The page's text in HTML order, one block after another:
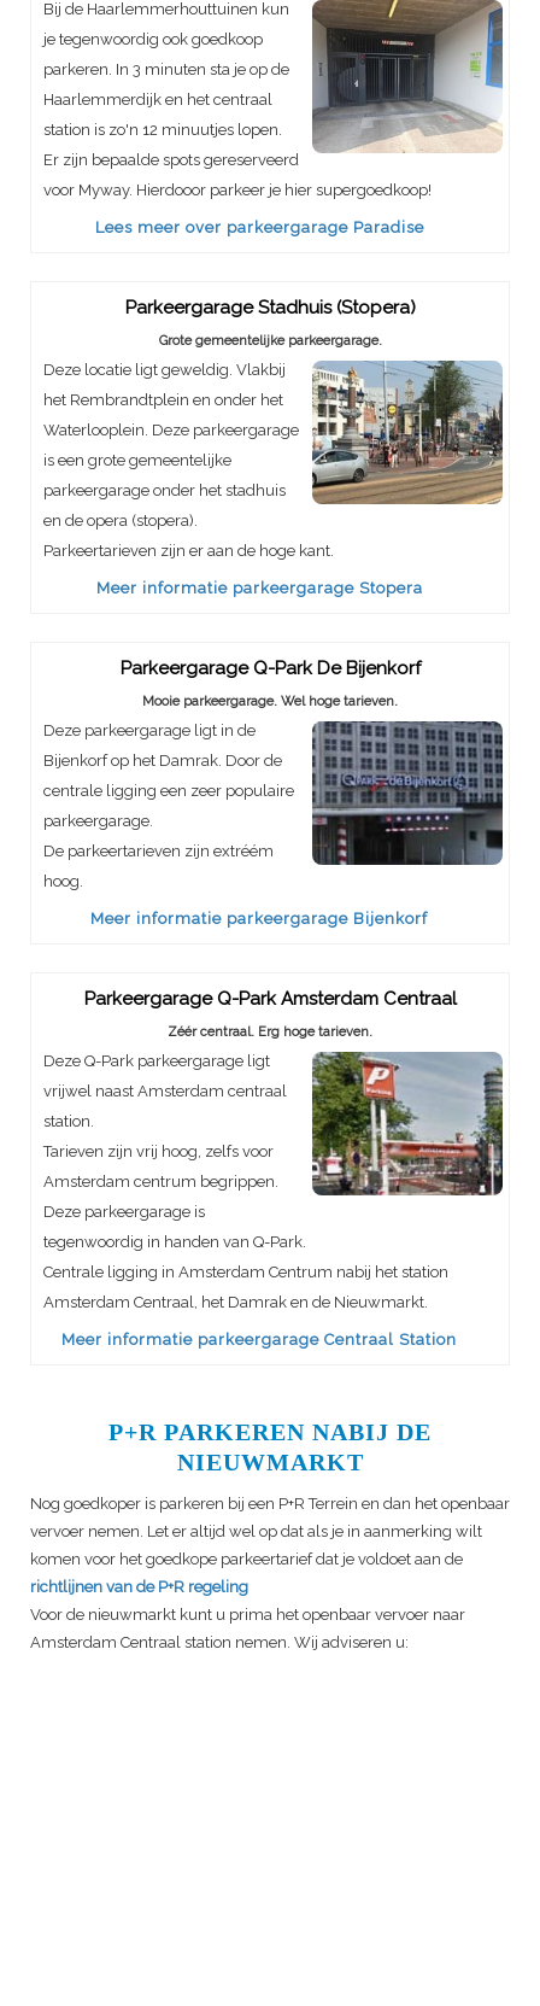
Bij de Haarlemmerhouttuinen kun
je tegenwoordig ook goedkoop
parkeren. In 3 minuten sta je op de
Haarlemmerdijk en het centraal
station is zo'n 12 minuutjes lopen.
Er zijn bepaalde spots gereserveerd
voor Myway. Hierdooor parkeer je hier supergoedkoop!
Lees meer over parkeergarage Paradise
Parkeergarage Stadhuis (Stopera)
Grote gemeentelijke parkeergarage.
Deze locatie ligt geweldig. Vlakbij
het Rembrandtplein en onder het
Waterlooplein. Deze parkeergarage
is een grote gemeentelijke
parkeergarage onder het stadhuis
en de opera (stopera).
Parkeertarieven zijn er aan de hoge kant.
Meer informatie parkeergarage Stopera
Parkeergarage Q-Park De Bijenkorf
Mooie parkeergarage. Wel hoge tarieven.
Deze parkeergarage ligt in de
Bijenkorf op het Damrak. Door de
centrale ligging een zeer populaire
parkeergarage.
De parkeertarieven zijn extréém
hoog.
Meer informatie parkeergarage Bijenkorf
Parkeergarage Q-Park Amsterdam Centraal
Zéér centraal. Erg hoge tarieven.
Deze Q-Park parkeergarage ligt
vrijwel naast Amsterdam centraal
station.
Tarieven zijn vrij hoog, zelfs voor
Amsterdam centrum begrippen.
Deze parkeergarage is
tegenwoordig in handen van Q-Park.
Centrale ligging in Amsterdam Centrum nabij het station
Amsterdam Centraal, het Damrak en de Nieuwmarkt.
Meer informatie parkeergarage Centraal Station
P+R PARKEREN NABIJ DE
NIEUWMARKT
Nog goedkoper is parkeren bij een P+R Terrein en dan het openbaar
vervoer nemen. Let er altijd wel op dat als je in aanmerking wilt
komen voor het goedkope parkeertarief dat je voldoet aan de
richtlijnen van de P+R regeling
Voor de nieuwmarkt kunt u prima het openbaar vervoer naar
Amsterdam Centraal station nemen. Wij adviseren u: